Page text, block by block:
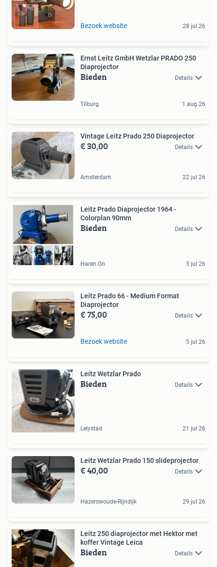
Bezoek website 28 jul 26
Ernst Leitz GmbH Wetzlar PRADO 250
Diaprojector
Bieden Details
Tilburg 1 aug 26
Vintage Leitz Prado 250 Diaprojector
€ 30,00 Details
Amsterdam 22 jul 26
Leitz Prado Diaprojector 1964 -
Colorplan 90mm
Bieden Details
Haren Gn 5 jul 26
Leitz Prado 66 - Medium Format
Diaprojector
€ 75,00 Details
Bezoek website 5 jul 26
Leitz Wetzlar Prado
Bieden Details
Lelystad 21 jul 26
Leitz Wetzlar Prado 150 slideprojector
€ 40,00 Details
Hazerswoude-Rijndijk 29 jul 26
Leitz 250 diaprojector met Hektor met
koffer Vintage Leica
Bieden Details